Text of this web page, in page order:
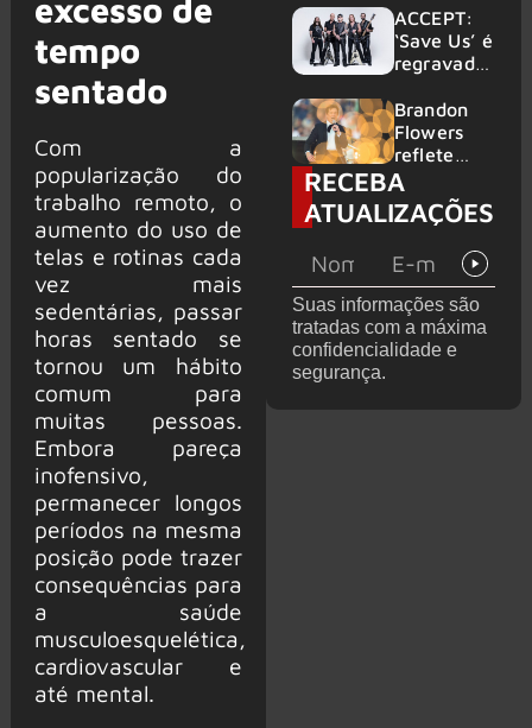
excesso de
tempo
sentado
Com a
popularização do
trabalho remoto, o
aumento do uso de
telas e rotinas cada
vez mais
sedentárias, passar
horas sentado se
tornou um hábito
comum para
muitas pessoas.
Embora pareça
inofensivo,
permanecer longos
períodos na mesma
posição pode trazer
consequências para
a saúde
musculoesquelética,
cardiovascular e
até mental.
vivo de
“Fortress”
gravada
am Ring
2026
ACCEPT:
‘Save Us’ é
regravada
membros
do GHOST
e KORN
Brandon
Flowers
reflete
sobre o
futuro e
levanta
de de
deixar os
palcos
RECEBA
ATUALIZAÇÕES
Suas informações são
tratadas com a máxima
confidencialidade e
segurança.